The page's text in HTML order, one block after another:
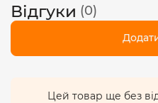
Відгуки (0)
Цей товар ще без